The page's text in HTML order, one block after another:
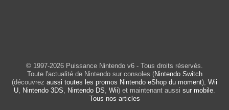
© 1997-2026 Puissance Nintendo v6 - Tous droits réservés.
Toute l'actualité de Nintendo sur consoles (Nintendo Switch
(découvrez aussi toutes les promos Nintendo eShop du moment), Wii
U, Nintendo 3DS, Nintendo DS, Wii) et maintenant aussi sur mobile.
Tous nos articles